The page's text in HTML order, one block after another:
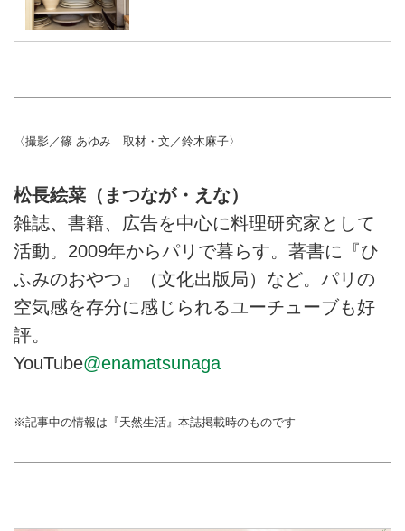
〈撮影／篠 あゆみ 取材・文／鈴木麻子〉
松長絵菜（まつなが・えな）
雑誌、書籍、広告を中心に料理研究家として
活動。2009年からパリで暮らす。著書に『ひ
ふみのおやつ』（文化出版局）など。パリの
空気感を存分に感じられるユーチューブも好
評。
YouTube@enamatsunaga
※記事中の情報は『天然生活』本誌掲載時のものです